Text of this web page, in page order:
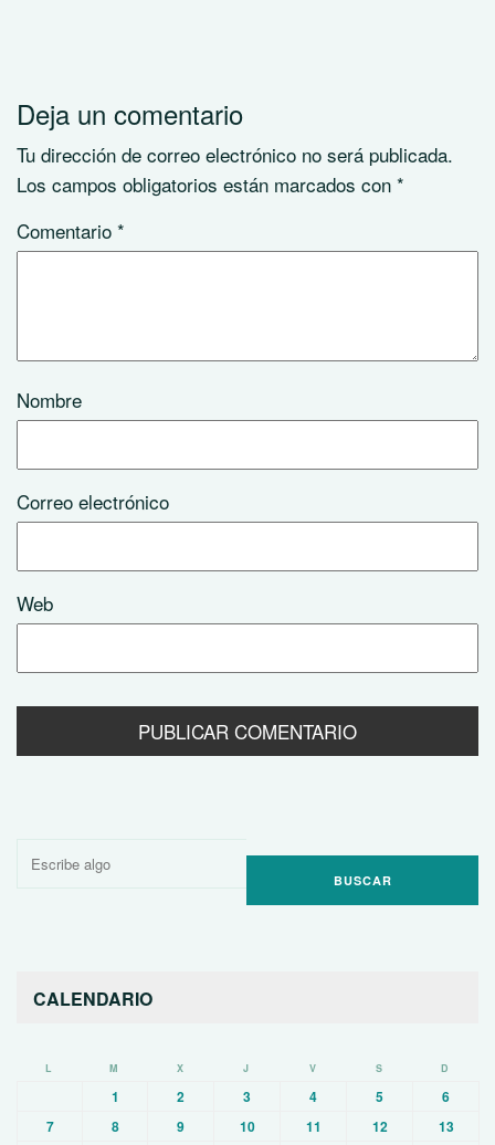
Deja un comentario
Tu dirección de correo electrónico no será publicada.
Los campos obligatorios están marcados con *
Comentario *
Nombre
Correo electrónico
Web
Buscar
CALENDARIO
L M X J V S D
1 2 3 4 5
6
7
8 9 10 11 12
13